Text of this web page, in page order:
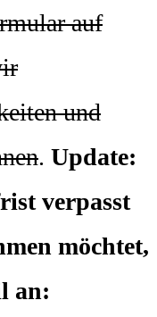
auf
und
. Update:
verpasst
möchtet,
an: